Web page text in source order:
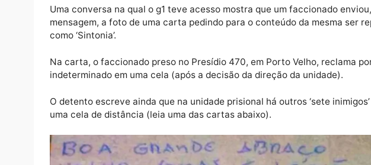
escritas por presidiários e enviadas aos líderes do PCC.
Muitas destas cartas eram ‘aperfeiçoadas’ pelo advogado para
frases da carta.
Uma conversa na qual o g1 teve acesso mostra que um
mensagem, a foto de uma carta pedindo para o conteúdo da
Na carta, o faccionado preso no Presídio 470, em Porto Velho,